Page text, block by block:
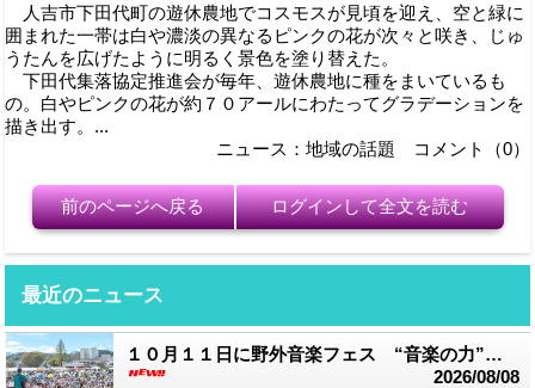
人吉市下田代町の遊休農地でコスモスが見頃を迎え、空と緑に
囲まれた一帯は白や濃淡の異なるピンクの花が次々と咲き、じゅ
うたんを広げたように明るく景色を塗り替えた。
下田代集落協定推進会が毎年、遊休農地に種をまいているも
の。白やピンクの花が約７０アールにわたってグラデーションを
描き出す。...
ニュース：地域の話題 コメント（0）
前のページへ戻る ログインして全文を読む
最近のニュース
１０月１１日に野外音楽フェス “音楽の力”で被災地支援
2026/08/08